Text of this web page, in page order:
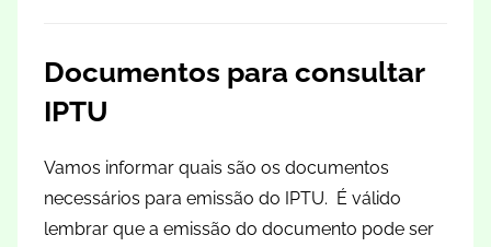
Documentos para consultar
IPTU
Vamos informar quais são os documentos
necessários para emissão do IPTU. É válido
lembrar que a emissão do documento pode ser